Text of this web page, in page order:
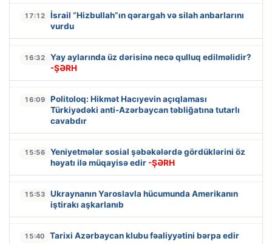
17:12
İsrail “Hizbullah”ın qərargah və silah anbarlarını
vurdu
16:32
Yay aylarında üz dərisinə necə qulluq edilməlidir?
-ŞƏRH
16:09
Politoloq: Hikmət Hacıyevin açıqlaması
Türkiyədəki anti-Azərbaycan təbliğatına tutarlı
cavabdır
15:56
Yeniyetmələr sosial şəbəkələrdə gördüklərini öz
həyatı ilə müqayisə edir -ŞƏRH
15:53
Ukraynanın Yaroslavla hücumunda Amerikanın
iştirakı aşkarlanıb
15:40 Tarixi Azərbaycan klubu fəaliyyətini bərpa edir